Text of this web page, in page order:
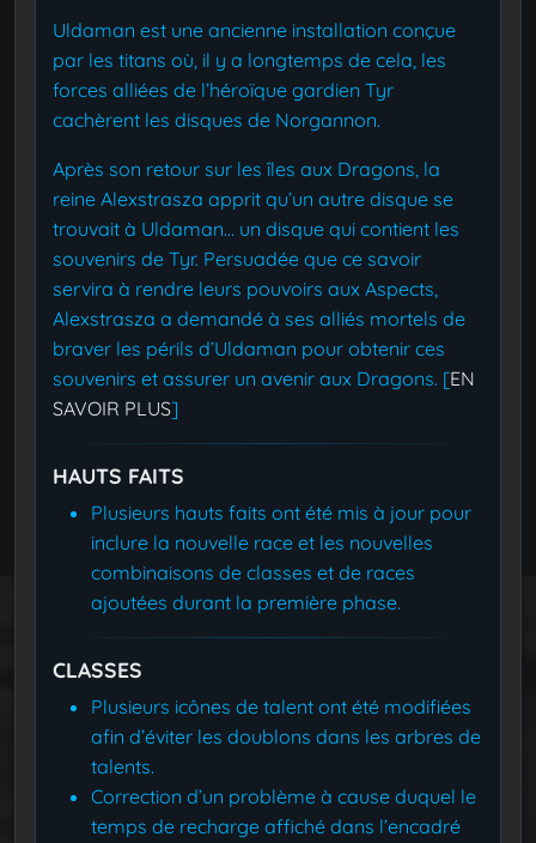
Uldaman est une ancienne installation conçue
par les titans où, il y a longtemps de cela, les
forces alliées de l’héroïque gardien Tyr
cachèrent les disques de Norgannon.
Après son retour sur les îles aux Dragons, la
reine Alexstrasza apprit qu’un autre disque se
trouvait à Uldaman… un disque qui contient les
souvenirs de Tyr. Persuadée que ce savoir
servira à rendre leurs pouvoirs aux Aspects,
Alexstrasza a demandé à ses alliés mortels de
braver les périls d’Uldaman pour obtenir ces
souvenirs et assurer un avenir aux Dragons. [EN
SAVOIR PLUS]
HAUTS FAITS
Plusieurs hauts faits ont été mis à jour pour
inclure la nouvelle race et les nouvelles
combinaisons de classes et de races
ajoutées durant la première phase.
CLASSES
Plusieurs icônes de talent ont été modifiées
afin d’éviter les doublons dans les arbres de
talents.
Correction d’un problème à cause duquel le
temps de recharge affiché dans l’encadré